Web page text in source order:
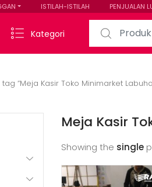
ISTILAH-ISTILAH PENJUALAN
Kategori
Search for:
“Meja Kasir Toko Minimarket
Meja Kasir
Showing the single